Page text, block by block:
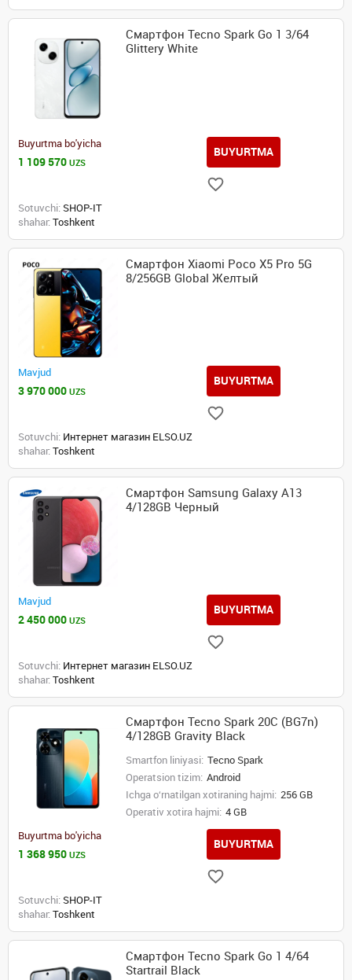
Смартфон Tecno Spark Go 1 3/64
Glittery White
Buyurtma bo'yicha
1 109 570 UZS
BUYURTMA
Sotuvchi: SHOP-IT
shahar: Toshkent
Смартфон Xiaomi Poco X5 Pro 5G
8/256GB Global Желтый
Mavjud
3 970 000 UZS
BUYURTMA
Sotuvchi: Интернет магазин ELSO.UZ
shahar: Toshkent
Смартфон Samsung Galaxy A13
4/128GB Черный
Mavjud
2 450 000 UZS
BUYURTMA
Sotuvchi: Интернет магазин ELSO.UZ
shahar: Toshkent
Смартфон Tecno Spark 20C (BG7n)
4/128GB Gravity Black
Smartfon liniyasi: Tecno Spark
Operatsion tizim: Android
Ichga o‘rnatilgan xotiraning hajmi: 256 GB
Operativ xotira hajmi: 4 GB
Buyurtma bo'yicha
1 368 950 UZS
BUYURTMA
Sotuvchi: SHOP-IT
shahar: Toshkent
Смартфон Tecno Spark Go 1 4/64
Startrail Black